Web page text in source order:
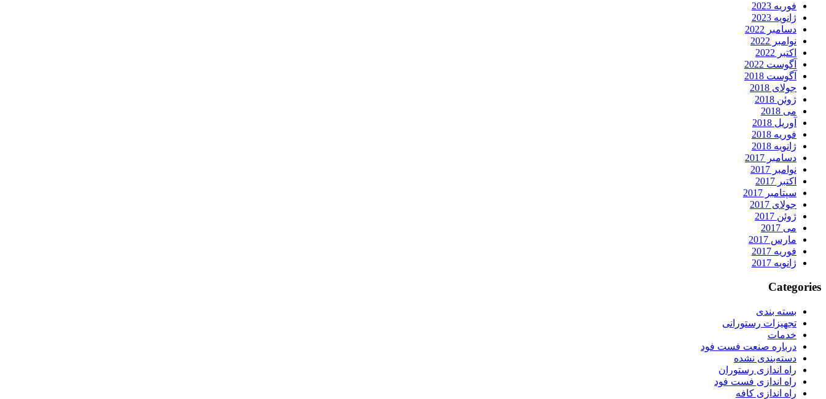
فوریه 2023
ژانویه 2023
دسامبر 2022
نوامبر 2022
اکتبر 2022
آگوست 2022
آگوست 2018
جولای 2018
ژوئن 2018
می 2018
آوریل 2018
فوریه 2018
ژانویه 2018
دسامبر 2017
نوامبر 2017
اکتبر 2017
سپتامبر 2017
جولای 2017
ژوئن 2017
می 2017
مارس 2017
فوریه 2017
ژانویه 2017
Categories
بسته بندی
تجهیزات رستورانی
خدمات
درباره صنعت فست فود
دسته‌بندی نشده
راه اندازی رستوران
راه اندازی فست فود
راه اندازی کافه